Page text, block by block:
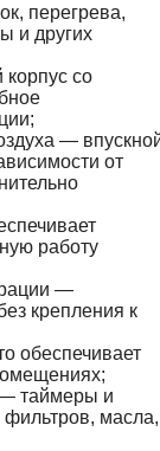
перегрева,
и других
со
—
от
работу
—
крепления к
обеспечивает
таймеры и
масла,